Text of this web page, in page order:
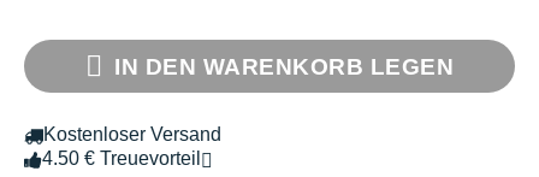
IN DEN WARENKORB LEGEN
Kostenloser Versand
4.50 € Treuevorteil